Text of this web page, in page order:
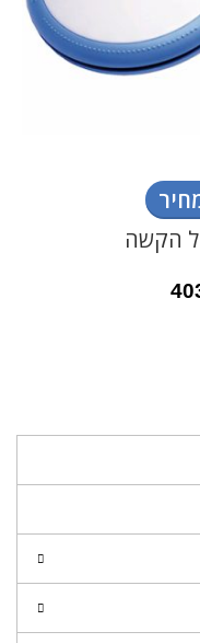
הקשה